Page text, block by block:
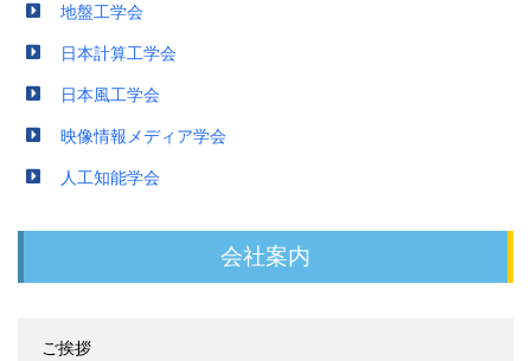
地盤工学会
日本計算工学会
日本風工学会
映像情報メディア学会
人工知能学会
会社案内
ご挨拶